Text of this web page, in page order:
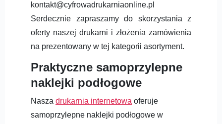
kontakt@cyfrowadrukarniaonline.pl
Serdecznie zapraszamy do skorzystania z
oferty naszej drukarni i złożenia zamówienia
na prezentowany w tej kategorii asortyment.
Praktyczne samoprzylepne
naklejki podłogowe
Nasza drukarnia internetowa oferuje
samoprzylepne naklejki podłogowe w